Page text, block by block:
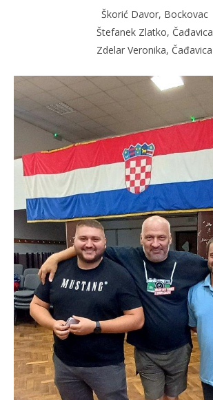
Škorić Davor, Bockovac
Štefanek Zlatko, Čađavica
Zdelar Veronika, Čađavica